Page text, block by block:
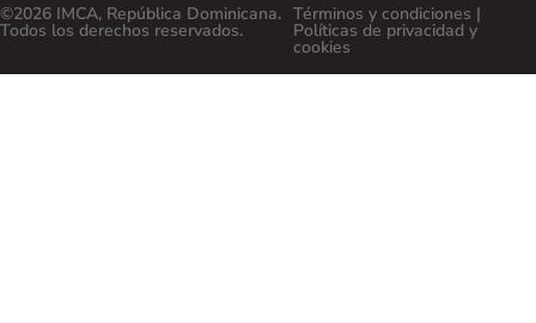
©2026 IMCA, República Dominicana.
Todos los derechos reservados.
Términos y condiciones |
Políticas de privacidad y
cookies